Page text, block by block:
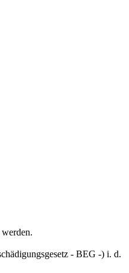
- BEG -) i. d.